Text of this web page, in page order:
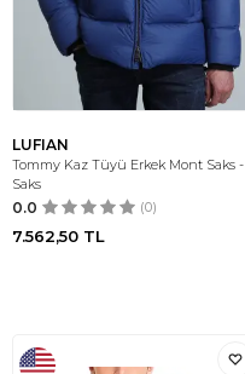
LUFIAN
Tommy Kaz Tüyü Erkek Mont Saks -
Saks
0.0 (0)
7.562,50 TL